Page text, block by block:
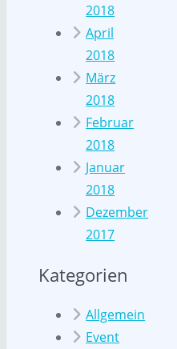
2018
April
2018
März
2018
Februar
2018
Januar
2018
Dezember
2017
Kategorien
Allgemein
Event